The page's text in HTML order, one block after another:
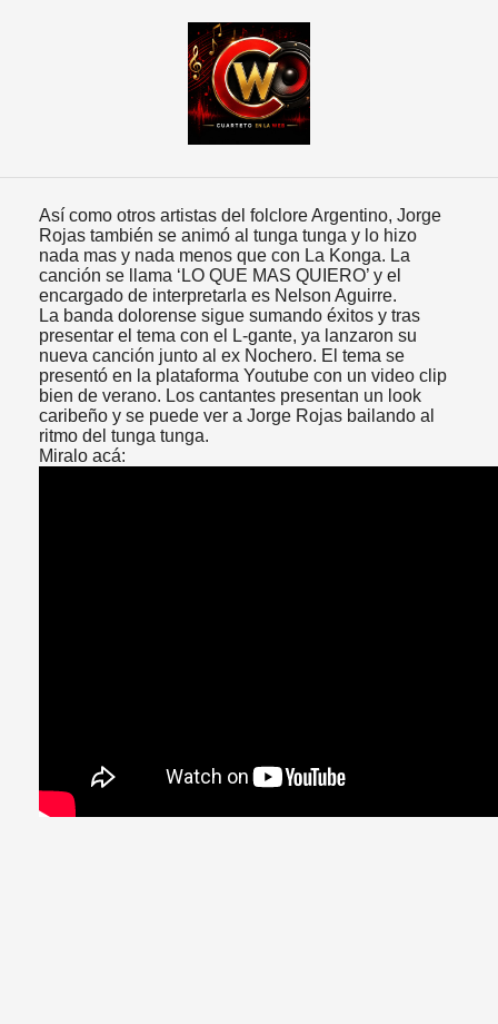
Así como otros artistas del folclore Argentino, Jorge
Rojas también se animó al tunga tunga y lo hizo
nada mas y nada menos que con La Konga. La
canción se llama ‘LO QUE MAS QUIERO’ y el
encargado de interpretarla es Nelson Aguirre.
La banda dolorense sigue sumando éxitos y tras
presentar el tema con el L-gante, ya lanzaron su
nueva canción junto al ex Nochero. El tema se
presentó en la plataforma Youtube con un video clip
bien de verano. Los cantantes presentan un look
caribeño y se puede ver a Jorge Rojas bailando al
ritmo del tunga tunga.
Miralo acá: